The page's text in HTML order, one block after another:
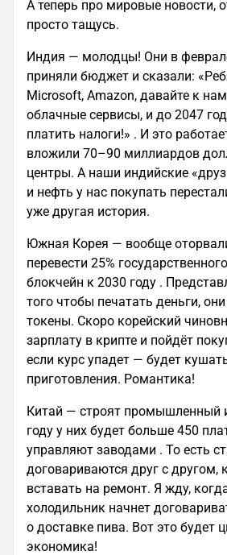
А теперь про мировые новости,
просто тащусь.
Индия — молодцы! Они в
приняли бюджет и сказали:
Microsoft, Amazon, давайте к
облачные сервисы, и до 2047
платить налоги!» . И это
вложили 70–90 миллиардов
центры. А наши индийские
и нефть у нас покупать
уже другая история.
Южная Корея — вообще
перевести 25%
блокчейн к 2030 году .
того чтобы печатать деньги,
токены. Скоро корейский
зарплату в крипте и пойдёт
если курс упадет — будет
приготовления. Романтика!
Китай — строят промышленный
году у них будет больше 450
управляют заводами . То есть
договариваются друг с другом,
вставать на ремонт. Я жду,
холодильник начнет
о доставке пива. Вот это будет
экономика!